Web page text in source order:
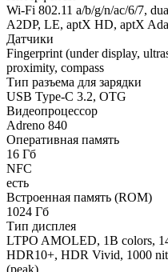
Wi-Fi 802.11 a/b/g/n/ac/6/7,
A2DP, LE, aptX HD, aptX
Датчики
Fingerprint (under display,
proximity, compass
Тип разъема для зарядки
USB Type-C 3.2, OTG
Видеопроцессор
Adreno 840
Оперативная память
16 Гб
NFC
есть
Встроенная память (ROM)
1024 Гб
Тип дисплея
LTPO AMOLED, 1B colors,
HDR10+, HDR Vivid, 1000
(peak)